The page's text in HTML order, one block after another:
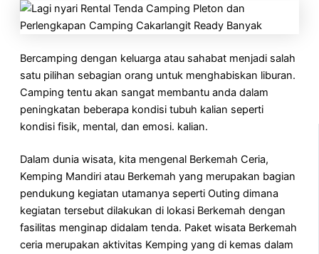
Bercamping dengan keluarga atau sahabat menjadi salah
satu pilihan sebagian orang untuk menghabiskan liburan.
Camping tentu akan sangat membantu anda dalam
peningkatan beberapa kondisi tubuh kalian seperti
kondisi fisik, mental, dan emosi. kalian.
Dalam dunia wisata, kita mengenal Berkemah Ceria,
Kemping Mandiri atau Berkemah yang merupakan bagian
pendukung kegiatan utamanya seperti Outing dimana
kegiatan tersebut dilakukan di lokasi Berkemah dengan
fasilitas menginap didalam tenda. Paket wisata Berkemah
ceria merupakan aktivitas Kemping yang di kemas dalam